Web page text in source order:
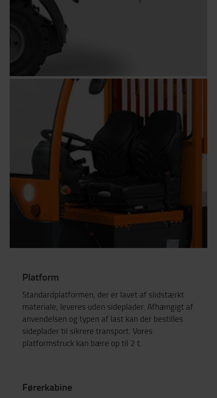
Platform
Standardplatformen, der er lavet af slidstærkt
materiale, leveres uden sideplader. Afhængigt af
anvendelsen og typen af last kan der bestilles
sideplader til sikrere transport. Vores
platformstruck kan bære op til 2 t.
Førerkabine